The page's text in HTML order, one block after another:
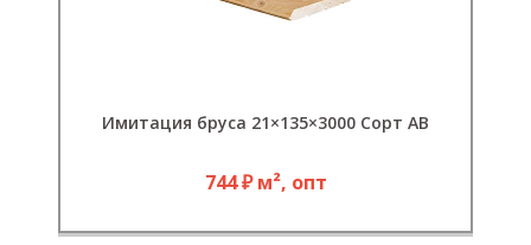
Имитация бруса 21×135×3000 Сорт АВ
744 ₽ м², опт